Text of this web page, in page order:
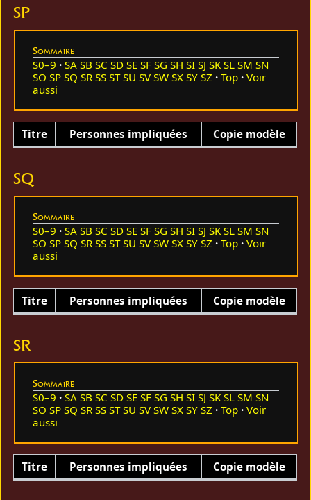
SP
Sommaire
S0–9 SA SB SC SD SE SF SG SH SI SJ SK SL SM SN
SO SP SQ SR SS ST SU SV SW SX SY SZ Top
Voir
aussi
Titre Personnes impliquées Copie modèle
SQ
Sommaire
S0–9 SA SB SC SD SE SF SG SH SI SJ SK SL SM SN
SO SP SQ SR SS ST SU SV SW SX SY SZ Top
Voir
aussi
Titre Personnes impliquées Copie modèle
SR
Sommaire
S0–9 SA SB SC SD SE SF SG SH SI SJ SK SL SM SN
SO SP SQ SR SS ST SU SV SW SX SY SZ Top
Voir
aussi
Titre Personnes impliquées Copie modèle